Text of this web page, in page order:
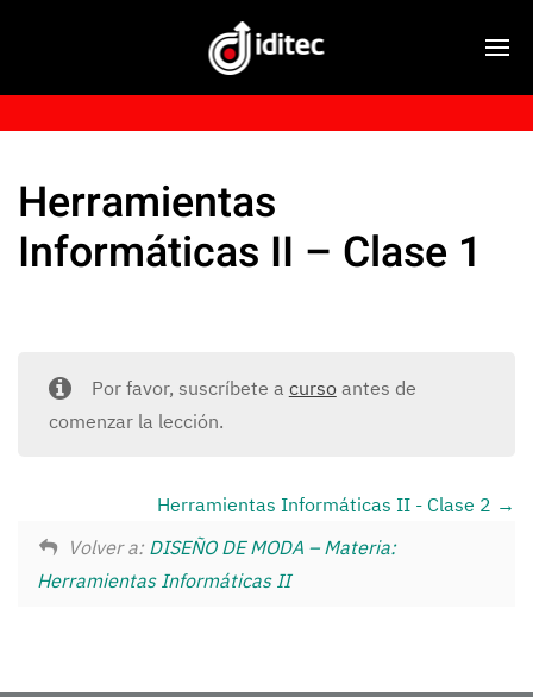
Herramientas
Informáticas II – Clase 1
Por favor, suscríbete a cursoantes de
comenzar la lección.
Herramientas Informáticas II - Clase 2
Volver a: DISEÑO DE MODA – Materia:
Herramientas Informáticas II